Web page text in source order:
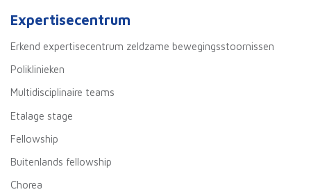
Expertisecentrum
Erkend expertisecentrum zeldzame bewegingsstoornissen
Poliklinieken
Multidisciplinaire teams
Etalage stage
Fellowship
Buitenlands fellowship
Chorea